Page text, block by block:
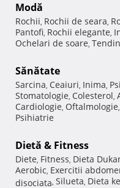
Modă
Rochii, Rochii de seara,
Pantofi, Rochii elegante,
Ochelari de soare,
Sănătate
Sarcina, Ceaiuri, Inima,
Stomatologie, Colesterol,
Cardiologie, Oftalmologie,
Psihiatrie
Dietă & Fitness
Diete, Fitness, Dieta
Aerobic, Exercitii
disociata, Silueta, Dieta